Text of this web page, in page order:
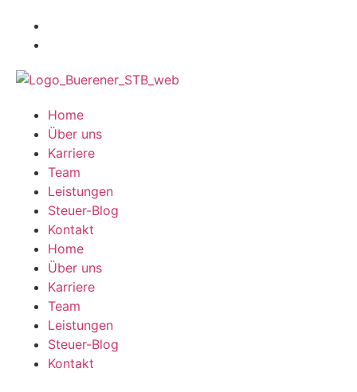
Home
Über uns
Karriere
Team
Leistungen
Steuer-Blog
Kontakt
Home
Über uns
Karriere
Team
Leistungen
Steuer-Blog
Kontakt